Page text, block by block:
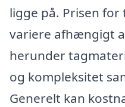
ligge på. Prisen
variere afhængigt
herunder
og kompleksitet
Generelt kan